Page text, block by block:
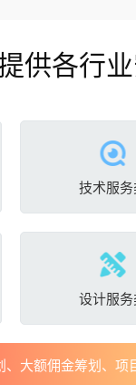
供各行
技术服务
设计服务
、大额佣金筹划、项